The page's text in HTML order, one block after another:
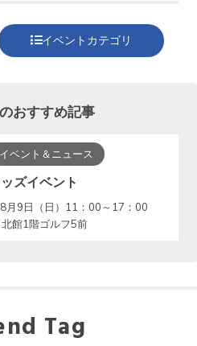
る
イベントカテゴリ
のおすすめ記事
イベント＆ニュース
ズイベント
8月9日（日）11：00～17：00
北館1階ゴルフ5前
Tag